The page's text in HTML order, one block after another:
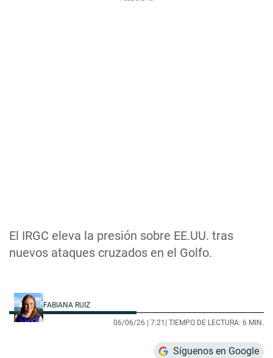
El IRGC eleva la presión sobre EE.UU. tras
nuevos ataques cruzados en el Golfo.
FABIANA RUIZ
06/06/26 | 7:21 | TIEMPO DE LECTURA: 6 MIN.
Síguenos en Google